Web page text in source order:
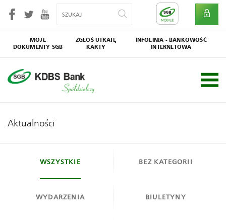
MOJE
DOKUMENTY SGB
ZGŁOŚ UTRATĘ
KARTY
INFOLINIA - BANKOWOŚĆ
INTERNETOWA
Aktualności
WSZYSTKIE BEZ KATEGORII
WYDARZENIA BIULETYNY